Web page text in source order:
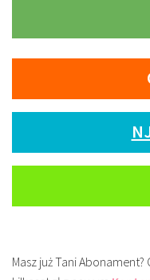
Masz już Tani Abonament?